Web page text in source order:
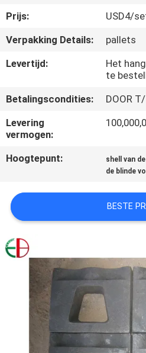
CONTACTEER
ONS
NIEUWS
VERZOEK
OM
CITAAT
PRIVACYBELEID
Prijs:
USD4/
Verpakking Details:
pallets
Levertijd:
Het
te
Betalingscondities:
DOOR
Levering
vermogen:
Hoogtepunt: shell van
de blinde
BESTE